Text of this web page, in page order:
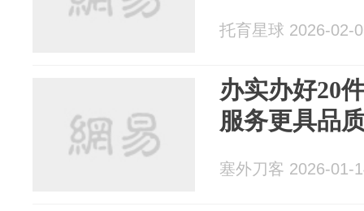
托育星球 2026-02-
办实办好20
服务更具品
塞外刀客 2026-01-